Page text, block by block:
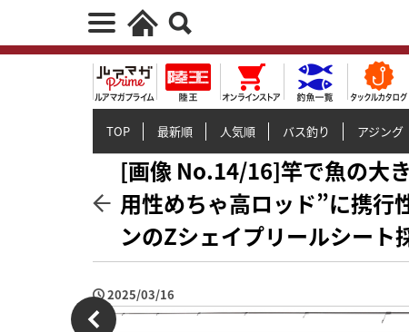
TOP 最新順 人気順 バス釣り アジング
[画像 No.14/16]竿で魚の大
用性めちゃ高ロッド”に携行
ンのZシェイプリールシート
2025/03/16